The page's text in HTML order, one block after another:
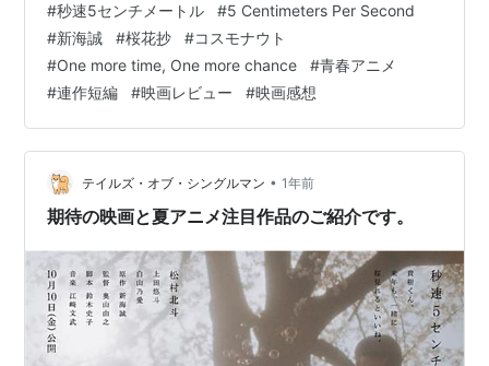
るどうしようもない喪失感を、圧倒的な美しさの映像と
ともに描き切っています。舞台となるのは、東京、栃
木、そして鹿児島・種子島。現実と見紛うほどの緻密な
背景描写と、琴線に触れるストーリーテリングで、多く
の観客の心を捉えた作品です。人生における「別れ」
と、そこからいかにして前に進むかという普遍的なテー
マを…
#秒速5センチメートル #5 Centimeters Per Second
#新海誠 #桜花抄 #コスモナウト
#One more time, One more chance #青春アニメ
#連作短編 #映画レビュー #映画感想
テイルズ・オブ・シングルマン • 1年前
期待の映画と夏アニメ注目作品のご紹介です。